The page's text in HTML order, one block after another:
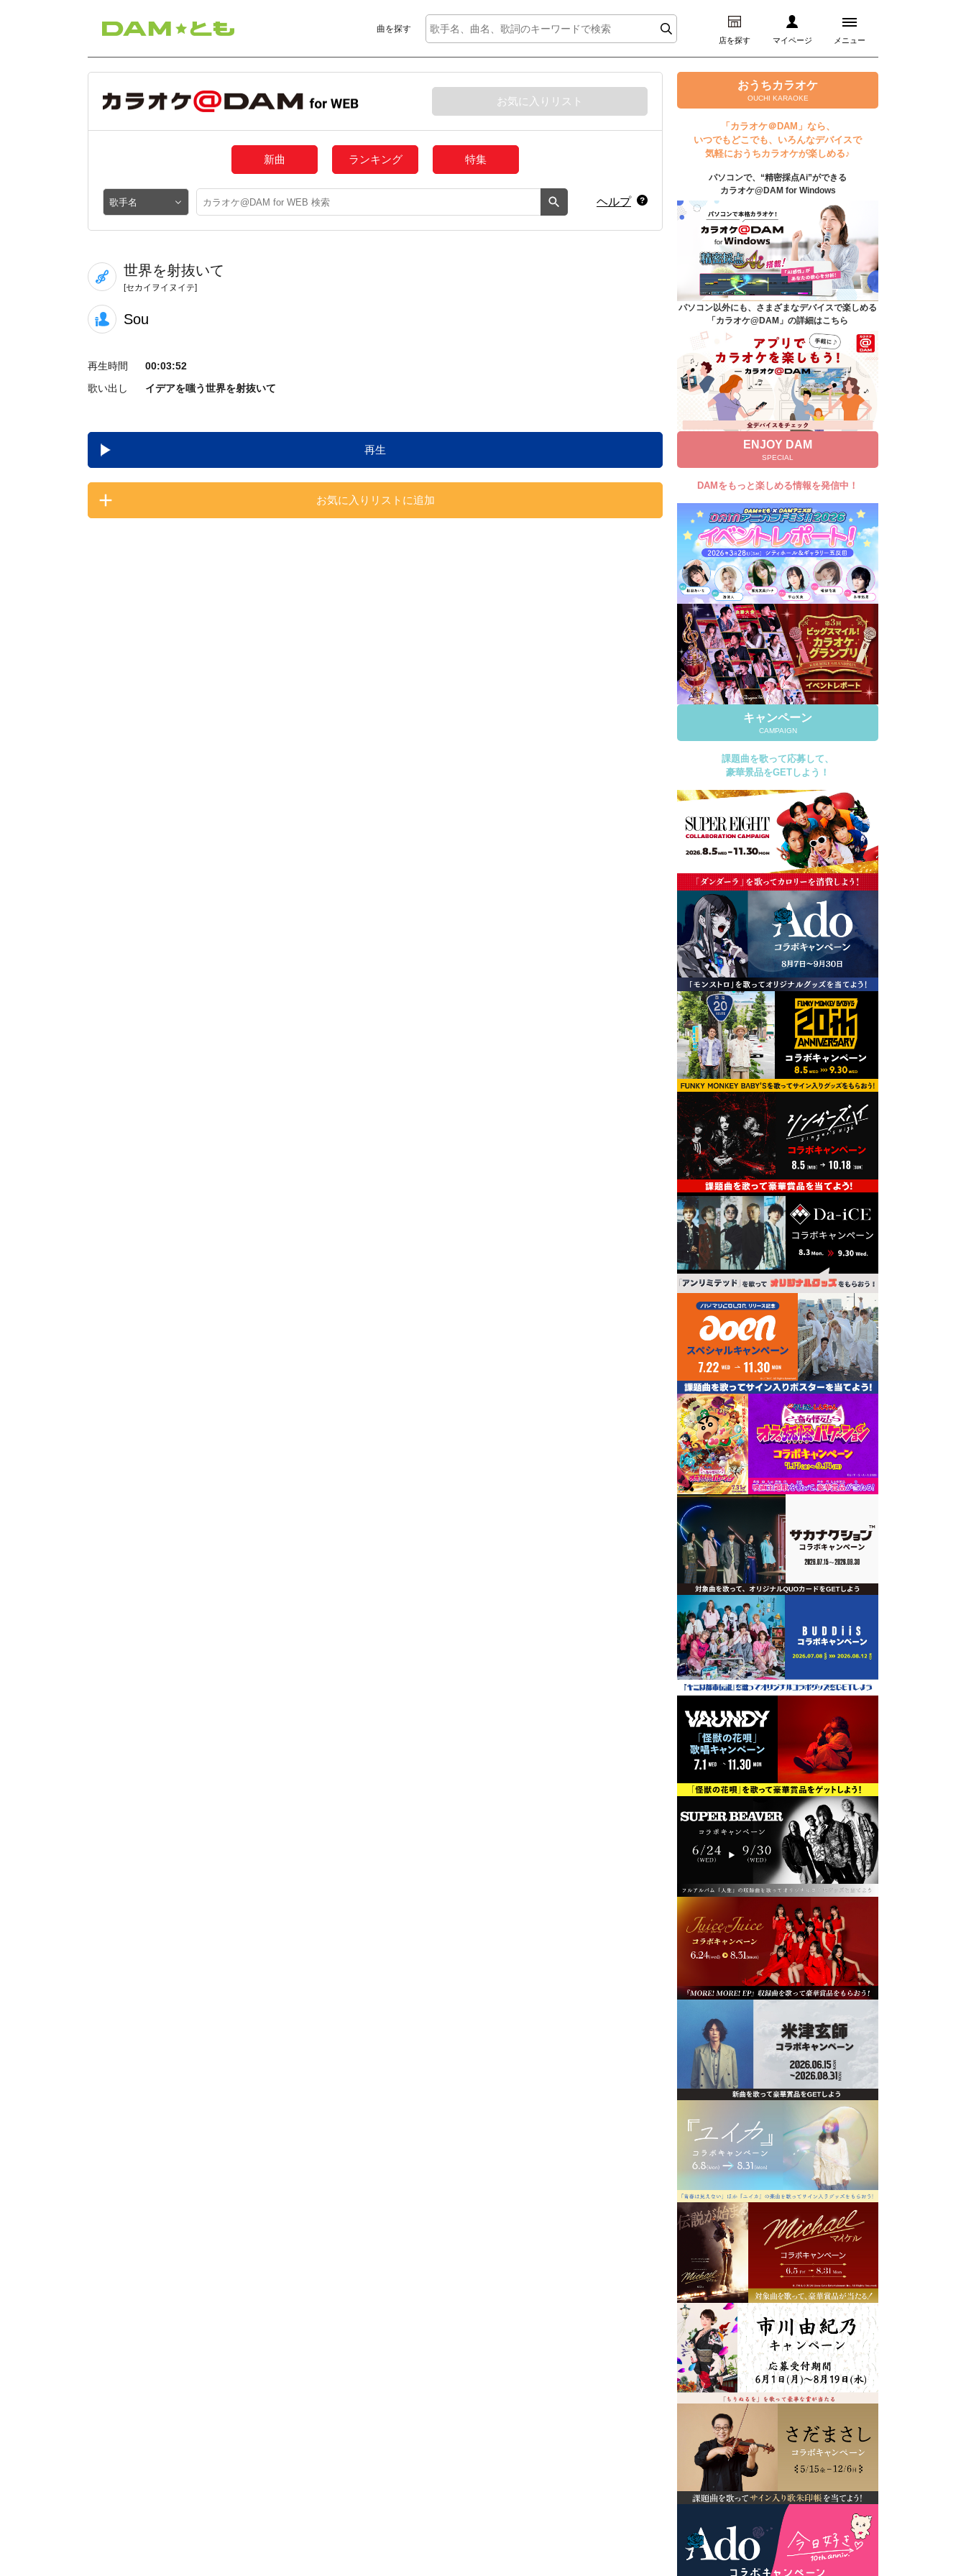
曲を探す
店を探す マイページ メニュー
ログイン
マイページ
プレミアムサービス
DAM★とも動画
DAM★とも録音
カラオケ＠DAM
ユーザー検索
キャンペーン
よくあるご質問
DAMの新曲・ランキングなど
カラオケ最新情報をチェック！
自宅でカラオケ歌い放題！
家族や友達と一緒に！練習にも！
お気に入りリスト
新曲 ランキング 特集
ヘルプ
世界を射抜いて
[セカイヲイヌイテ]
Sou
再生時間
00:03:52
歌い出し
イデアを嗤う世界を射抜いて
再生
お気に入りリストに追加
おうちカラオケ
OUCHI KARAOKE
「カラオケ＠DAM」なら、
いつでもどこでも、いろんなデバイスで
気軽におうちカラオケが楽しめる♪
パソコンで、“精密採点Ai”ができる
カラオケ@DAM for Windows
パソコン以外にも、さまざまなデバイスで楽しめる
「カラオケ@DAM」の詳細はこちら
ENJOY DAM
SPECIAL
DAMをもっと楽しめる情報を発信中！
キャンペーン
CAMPAIGN
課題曲を歌って応募して、
豪華景品をGETしよう！